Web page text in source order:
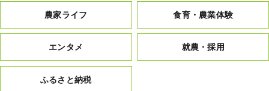
農家ライフ 食育・農業体験
エンタメ 就農・採用
ふるさと納税